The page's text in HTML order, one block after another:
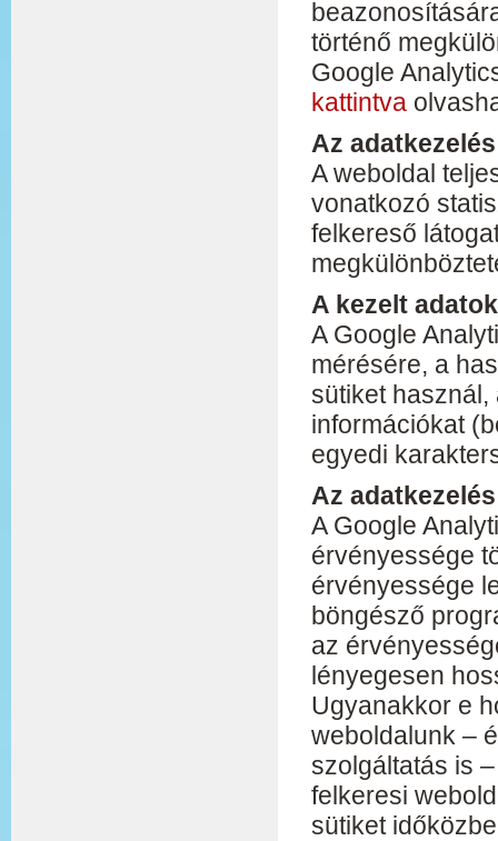
történő
Google
kattintva
Az
A weboldal
vonatkozó
felkereső
A kezelt
A Google
mérésére, a
sütiket használ,
információkat
egyedi
Az
A Google
érvényessége
érvényessége
böngésző
az
lényegesen
Ugyanakkor e
weboldalunk –
szolgáltatás is
felkeresi
sütiket